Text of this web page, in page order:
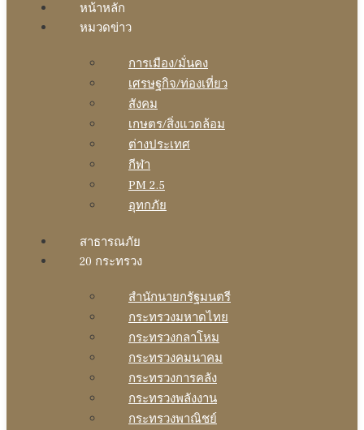
หน้าหลัก
หมวดข่าว
การเมือง/มั่นคง
เศรษฐกิจ/ท่องเที่ยว
สังคม
เกษตร/สิ่งแวดล้อม
ต่างประเทศ
กีฬา
PM 2.5
อุทกภัย
สาธารณภัย
20 กระทรวง
สํานักนายกรัฐมนตรี
กระทรวงมหาดไทย
กระทรวงกลาโหม
กระทรวงคมนาคม
กระทรวงการคลัง
กระทรวงพลังงาน
กระทรวงพาณิชย์